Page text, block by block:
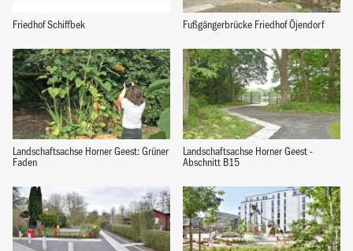
Friedhof Schiffbek Fußgängerbrücke Friedhof Öjendorf
Landschaftsachse Horner Geest: Grüner
Faden
Landschaftsachse Horner Geest -
Abschnitt B15